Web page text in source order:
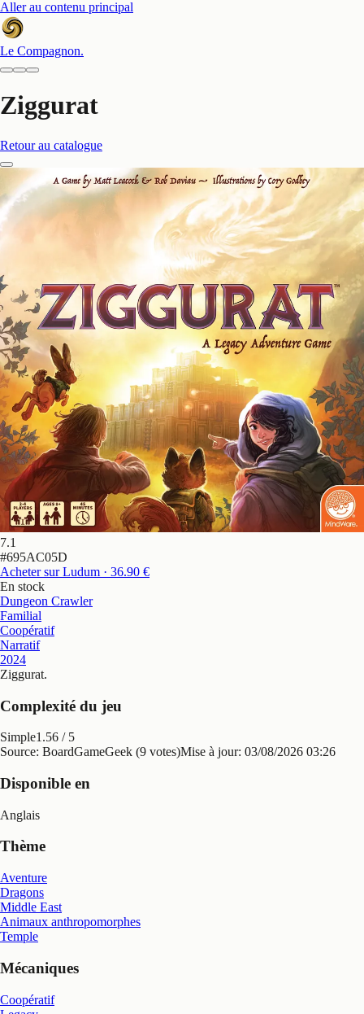
Aller au contenu principal
Le Compagnon.
Ziggurat
Retour au catalogue
7.1
#695AC05D
Acheter sur Ludum · 36.90 €
En stock
Dungeon Crawler
Familial
Coopératif
Narratif
2024
Ziggurat.
Complexité du jeu
Simple1.56 / 5
Source: BoardGameGeek (9 votes)Mise à jour: 03/08/2026 03:26
Disponible en
Anglais
Thème
Aventure
Dragons
Middle East
Animaux anthropomorphes
Temple
Mécaniques
Coopératif